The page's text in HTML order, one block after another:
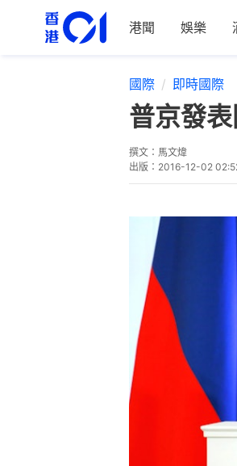
港聞 娛樂
國際 即時國際
普京發
撰文： 馬文煒
出版： 2016-12-02